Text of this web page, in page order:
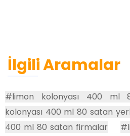
İlgili Aramalar
#limon kolonyası 400 ml
kolonyası 400 ml 80 satan
400 ml 80 satan firmalar